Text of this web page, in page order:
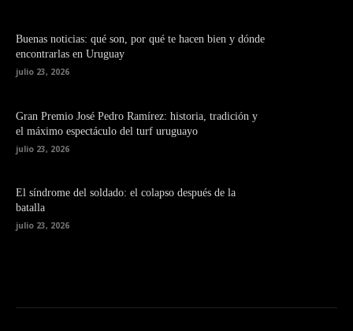
Buenas noticias: qué son, por qué te hacen bien y dónde
encontrarlas en Uruguay
julio 23, 2026
Gran Premio José Pedro Ramírez: historia, tradición y
el máximo espectáculo del turf uruguayo
julio 23, 2026
El síndrome del soldado: el colapso después de la
batalla
julio 23, 2026